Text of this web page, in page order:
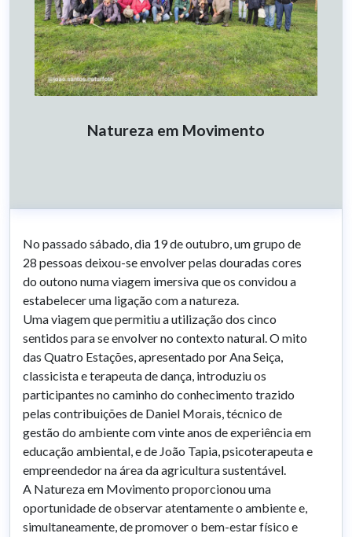
Natureza em Movimento
No passado sábado, dia 19 de outubro, um grupo de
28 pessoas deixou-se envolver pelas douradas cores
do outono numa viagem imersiva que os convidou a
estabelecer uma ligação com a natureza.
Uma viagem que permitiu a utilização dos cinco
sentidos para se envolver no contexto natural. O mito
das Quatro Estações, apresentado por Ana Seiça,
classicista e terapeuta de dança, introduziu os
participantes no caminho do conhecimento trazido
pelas contribuições de Daniel Morais, técnico de
gestão do ambiente com vinte anos de experiência em
educação ambiental, e de João Tapia, psicoterapeuta e
empreendedor na área da agricultura sustentável.
A Natureza em Movimento proporcionou uma
oportunidade de observar atentamente o ambiente e,
simultaneamente, de promover o bem-estar físico e